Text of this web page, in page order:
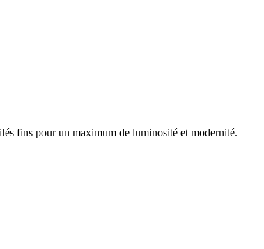
fins pour un maximum de luminosité et modernité.